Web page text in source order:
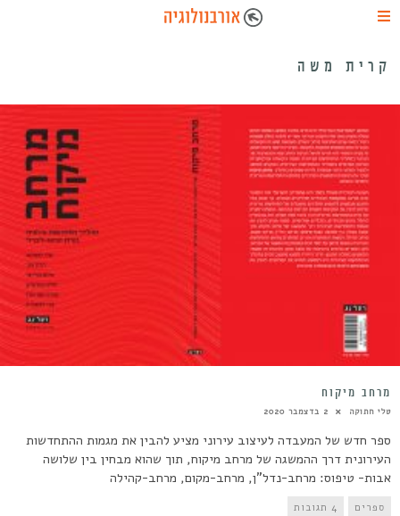
קרית משה
מרחב מיקוח
טלי חתוקה 2 בדצמבר 2020
ספר חדש של המעבדה לעיצוב עירוני מציע להבין את מגמות ההתחדשות
העירונית דרך ההמשגה של מרחב מיקוח, תוך שהוא מבחין בין שלושה
אבות- טיפוס: מרחב-נדל"ן, מרחב-מקום, מרחב-קהילה
ספרים 4 תגובות